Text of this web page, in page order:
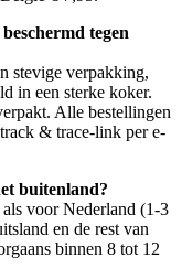
tegen
stevige verpakking,
in een sterke koker.
Alle bestellingen
& trace-link per e-
buitenland?
voor Nederland (1-3
en de rest van
binnen 8 tot 12